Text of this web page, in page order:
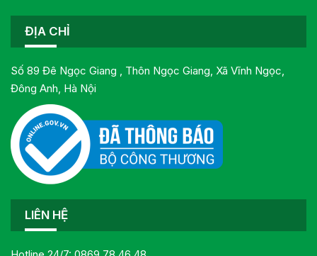
ĐỊA CHỈ
Số 89 Đê Ngọc Giang , Thôn Ngọc Giang, Xã Vĩnh Ngọc,
Đông Anh, Hà Nội
LIÊN HỆ